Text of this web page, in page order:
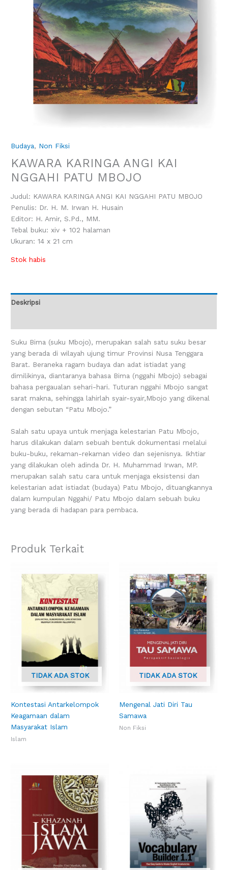
Budaya, Non Fiksi
KAWARA KARINGA ANGI KAI
NGGAHI PATU MBOJO
Judul: KAWARA KARINGA ANGI KAI NGGAHI PATU MBOJO
Penulis: Dr. H. M. Irwan H. Husain
Editor: H. Amir, S.Pd., MM.
Tebal buku: xiv + 102 halaman
Ukuran: 14 x 21 cm
Stok habis
Deskripsi
Suku Bima (suku Mbojo), merupakan salah satu suku besar
yang berada di wilayah ujung timur Provinsi Nusa Tenggara
Barat. Beraneka ragam budaya dan adat istiadat yang
dimilikinya, diantaranya bahasa Bima (nggahi Mbojo) sebagai
bahasa pergaualan sehari-hari. Tuturan nggahi Mbojo sangat
sarat makna, sehingga lahirlah syair-syair,Mbojo yang dikenal
dengan sebutan “Patu Mbojo.”
Salah satu upaya untuk menjaga kelestarian Patu Mbojo,
harus dilakukan dalam sebuah bentuk dokumentasi melalui
buku-buku, rekaman-rekaman video dan sejenisnya. Ikhtiar
yang dilakukan oleh adinda Dr. H. Muhammad Irwan, MP.
merupakan salah satu cara untuk menjaga eksistensi dan
kelestarian adat istiadat (budaya) Patu Mbojo, dituangkannya
dalam kumpulan Nggahi/ Patu Mbojo dalam sebuah buku
yang berada di hadapan para pembaca.
Produk Terkait
TIDAK ADA STOK
Kontestasi Antarkelompok
Keagamaan dalam
Masyarakat Islam
Islam
TIDAK ADA STOK
Mengenal Jati Diri Tau
Samawa
Non Fiksi